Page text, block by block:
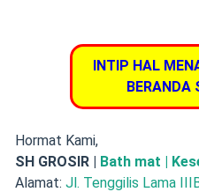
INTIP HAL
BERANDA
Hormat Kami,
SH GROSIR | Bath mat |
Alamat: Jl. Tenggilis Lama